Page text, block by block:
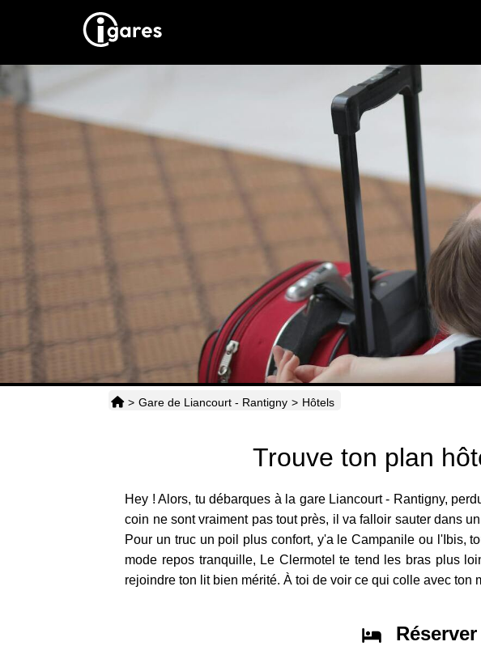
> Gare de Liancourt - Rantigny > Hôtels
Trouve ton plan
Hey ! Alors, tu débarques à la gare Liancourt - Rantigny,
coin ne sont vraiment pas tout près, il va falloir sauter dans
Pour un truc un poil plus confort, y'a le Campanile ou l'Ibis,
mode repos tranquille, Le Clermotel te tend les bras plus
rejoindre ton lit bien mérité. À toi de voir ce qui colle avec ton